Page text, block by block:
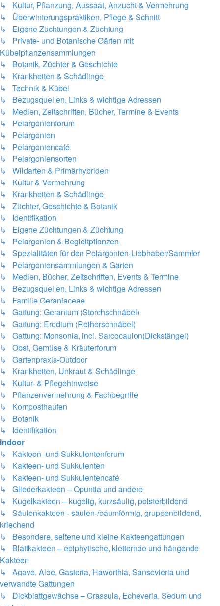
↳ Kultur, Pflanzung, Aussaat, Anzucht & Vermehrung
↳ Überwinterungspraktiken, Pflege & Schnitt
↳ Eigene Züchtungen & Züchtung
↳ Private- und Botanische Gärten mit
Kübelpflanzensammlungen
↳ Botanik, Züchter & Geschichte
↳ Krankheiten & Schädlinge
↳ Technik & Kübel
↳ Bezugsquellen, Links & wichtige Adressen
↳ Medien, Zeitschriften, Bücher, Termine & Events
↳ Pelargonienforum
↳ Pelargonien
↳ Pelargoniencafé
↳ Pelargoniensorten
↳ Wildarten & Primärhybriden
↳ Kultur & Vermehrung
↳ Krankheiten & Schädlinge
↳ Züchter, Geschichte & Botanik
↳ Identifikation
↳ Eigene Züchtungen & Züchtung
↳ Pelargonien & Begleitpflanzen
↳ Spezialitäten für den Pelargonien-Liebhaber/Sammler
↳ Pelargoniensammlungen & Gärten
↳ Medien, Bücher, Zeitschriften, Events & Termine
↳ Bezugsquellen, Links & wichtige Adressen
↳ Familie Geraniaceae
↳ Gattung: Geranium (Storchschnäbel)
↳ Gattung: Erodium (Reiherschnäbel)
↳ Gattung: Monsonia, incl. Sarcocaulon(Dickstängel)
↳ Obst, Gemüse & Kräuterforum
↳ Gartenpraxis-Outdoor
↳ Krankheiten, Unkraut & Schädlinge
↳ Kultur- & Pflegehinweise
↳ Pflanzenvermehrung & Fachbegriffe
↳ Komposthaufen
↳ Botanik
↳ Identifikation
Indoor
↳ Kakteen- und Sukkulentenforum
↳ Kakteen- und Sukkulenten
↳ Kakteen- und Sukkulentencafé
↳ Gliederkakteen – Opuntia und andere
↳ Kugelkakteen – kugelig, kurzsäulig, polsterbildend
↳ Säulenkakteen - säulen-/baumförmig, gruppenbildend,
kriechend
↳ Besondere, seltene und kleine Kakteengattungen
↳ Blattkakteen – epiphytische, kletternde und hängende
Kakteen
↳ Agave, Aloe, Gasteria, Haworthia, Sansevieria und
verwandte Gattungen
↳ Dickblattgewächse – Crassula, Echeveria, Sedum und